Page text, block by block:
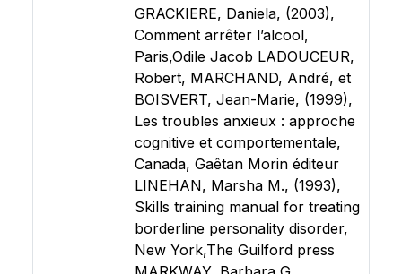
GRACKIERE, Daniela, (2003),
Comment arrêter l’alcool,
Paris,Odile Jacob LADOUCEUR,
Robert, MARCHAND, André, et
BOISVERT, Jean-Marie, (1999),
Les troubles anxieux : approche
cognitive et comportementale,
Canada, Gaêtan Morin éditeur
LINEHAN, Marsha M., (1993),
Skills training manual for treating
borderline personality disorder,
New York,The Guilford press